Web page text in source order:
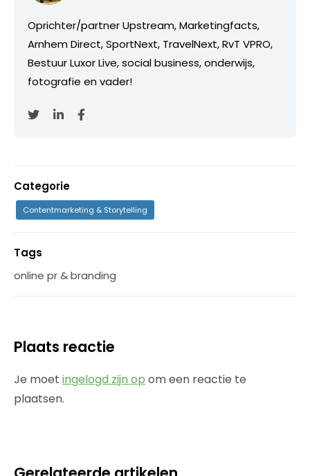
Oprichter/partner Upstream, Marketingfacts,
Arnhem Direct, SportNext, TravelNext, RvT VPRO,
Bestuur Luxor Live, social business, onderwijs,
fotografie en vader!
Categorie
Contentmarketing & Storytelling
Tags
online pr & branding
Plaats reactie
Je moet ingelogd zijn op om een reactie te
plaatsen.